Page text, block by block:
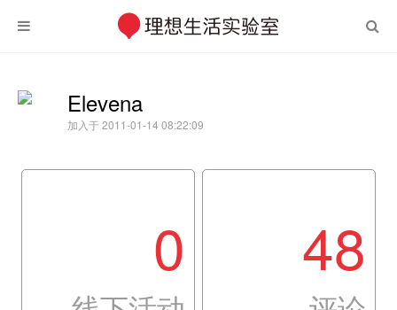
Elevena
加入于 2011-01-14 08:22:09
0 48